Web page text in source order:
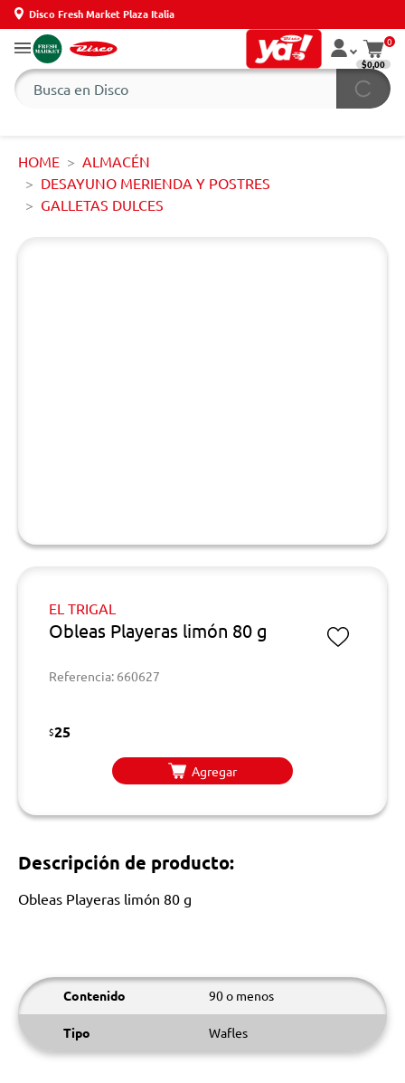
Disco Fresh Market Plaza Italia
0
$0,00
HOME
ALMACÉN
DESAYUNO MERIENDA Y POSTRES
GALLETAS DULCES
EL TRIGAL
Obleas Playeras limón 80 g
Referencia: 660627
$25
Agregar
Descripción de producto:
Obleas Playeras limón 80 g
Contenido 90 o menos
Tipo Wafles